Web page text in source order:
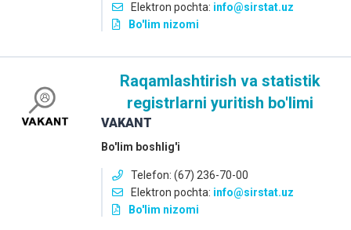
Elektron pochta: info@sirstat.uz
Bo'lim nizomi
Raqamlashtirish va statistik
registrlarni yuritish bo'limi
VAKANT
Bo'lim boshlig'i
Telefon: (67) 236-70-00
Elektron pochta: info@sirstat.uz
Bo'lim nizomi